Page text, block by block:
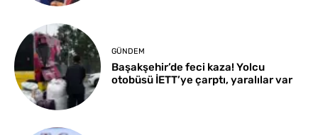
GÜNDEM
Başakşehir’de feci kaza! Yolcu
otobüsü İETT’ye çarptı, yaralılar var